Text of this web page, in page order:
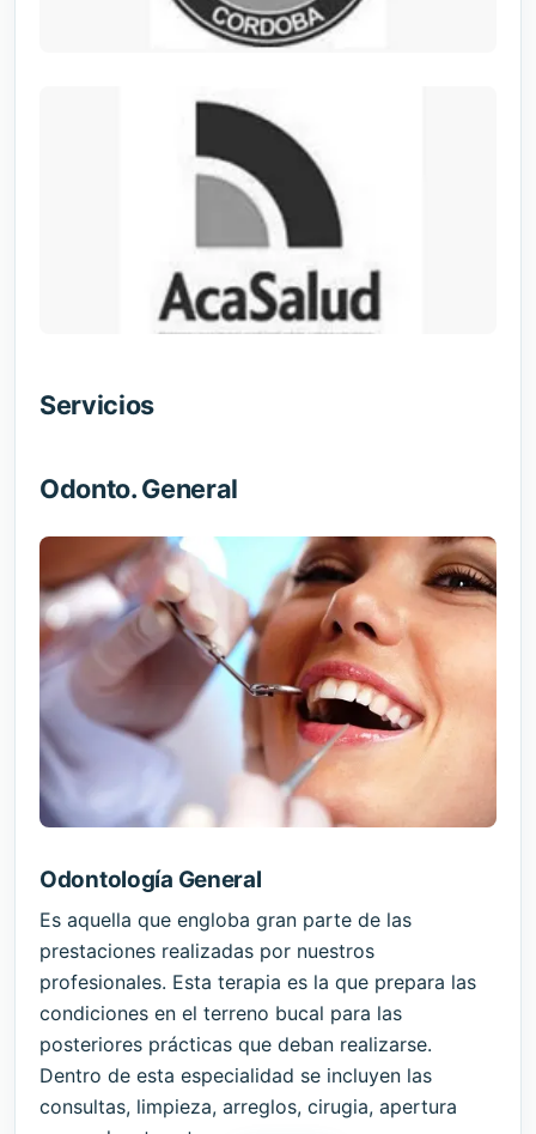
Servicios
Odonto. General
Odontología General
Es aquella que engloba gran parte de las
prestaciones realizadas por nuestros
profesionales. Esta terapia es la que prepara las
condiciones en el terreno bucal para las
posteriores prácticas que deban realizarse.
Dentro de esta especialidad se incluyen las
consultas, limpieza, arreglos, cirugia, apertura